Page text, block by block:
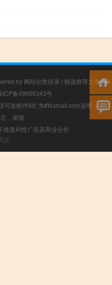
by 网站分类目录 | 精选推荐文章|网
ICP备09006343号
可发邮件到f_fb#foxmail.com说明，我们
，谢谢
接盈利性广告及商业合作
孩